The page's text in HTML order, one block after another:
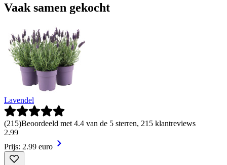
Vaak samen gekocht
Lavendel
(215)Beoordeeld met 4.4 van de 5 sterren, 215 klantreviews
2.99
Prijs: 2.99 euro